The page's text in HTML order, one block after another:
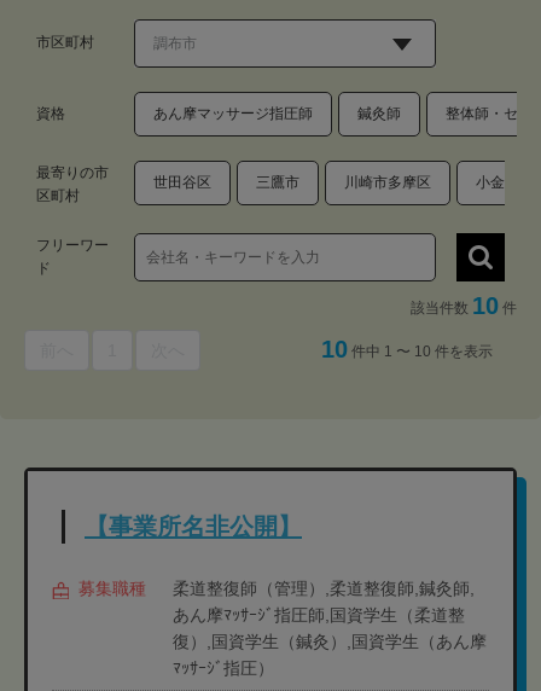
市区町村
資格 あん摩マッサージ指圧師 鍼灸師 整体師・セラ
最寄りの市
区町村
世田谷区 三鷹市 川崎市多摩区 小金井市
フリーワー
ド
該当件数 10 件
10 件中 1 〜 10 件を表示
【事業所名非公開】
募集職種
柔道整復師（管理）,柔道整復師,鍼灸師,
あん摩ﾏｯｻｰｼﾞ指圧師,国資学生（柔道整
復）,国資学生（鍼灸）,国資学生（あん摩
ﾏｯｻｰｼﾞ指圧）